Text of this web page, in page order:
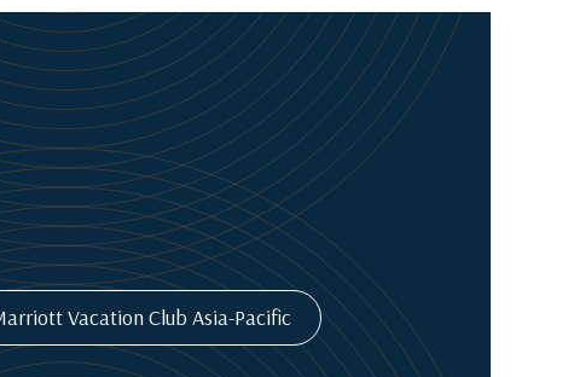
Vacation Club Asia-Pacific